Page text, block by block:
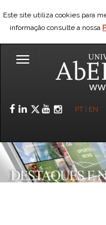
Este site utiliza cookies para
informação consulte a nossa
Toggle
Facebook
LinkedIn
Twitter
PT EN